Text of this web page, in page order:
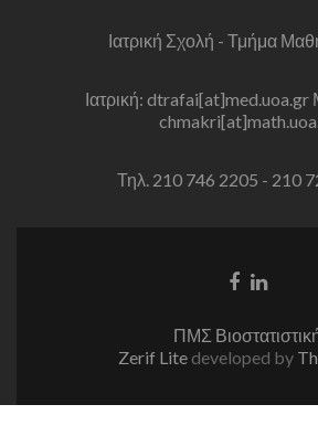
Ιατρική Σχολή - Τμήμα
Ιατρική: dtrafai[at]med.uoa.gr
Τηλ. 210 746 2205 - 210
Facebook
Linkedin
ΠΜΣ
Zerif Lite developed by